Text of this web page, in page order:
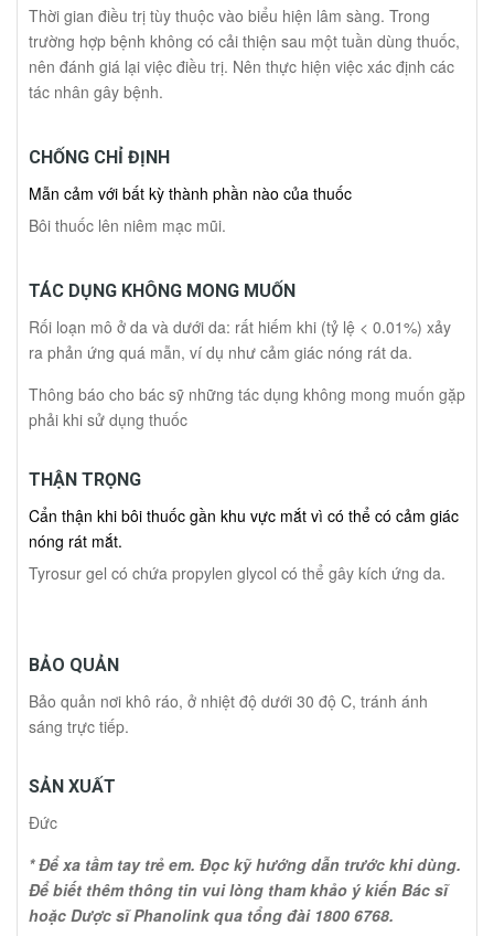
Thời gian điều trị tùy thuộc vào biểu hiện lâm sàng. Trong
trường hợp bệnh không có cải thiện sau một tuần dùng thuốc,
nên đánh giá lại việc điều trị. Nên thực hiện việc xác định các
tác nhân gây bệnh.
CHỐNG CHỈ ĐỊNH
Mẫn cảm với bất kỳ thành phần nào của thuốc
Bôi thuốc lên niêm mạc mũi.
TÁC DỤNG KHÔNG MONG MUỐN
Rối loạn mô ở da và dưới da: rất hiếm khi (tỷ lệ < 0.01%) xảy
ra phản ứng quá mẫn, ví dụ như cảm giác nóng rát da.
Thông báo cho bác sỹ những tác dụng không mong muốn gặp
phải khi sử dụng thuốc
THẬN TRỌNG
Cẩn thận khi bôi thuốc gần khu vực mắt vì có thể có cảm giác
nóng rát mắt.
Tyrosur gel có chứa propylen glycol có thể gây kích ứng da.
BẢO QUẢN
Bảo quản nơi khô ráo, ở nhiệt độ dưới 30 độ C, tránh ánh
sáng trực tiếp.
SẢN XUẤT
Đức
* Để xa tầm tay trẻ em. Đọc kỹ hướng dẫn trước khi dùng.
Để biết thêm thông tin vui lòng tham khảo ý kiến Bác sĩ
hoặc Dược sĩ Phanolink qua tổng đài 1800 6768.